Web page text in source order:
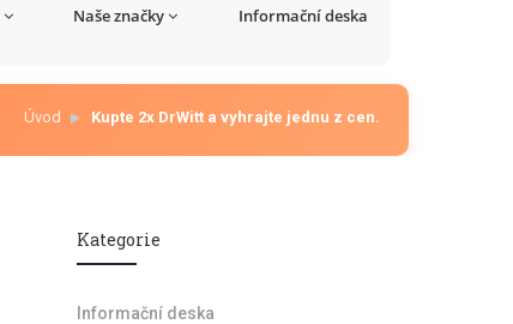
Naše značky Informační deska
Úvod Kupte 2x DrWitt a vyhrajte jednu z cen.
Kategorie
Informační deska